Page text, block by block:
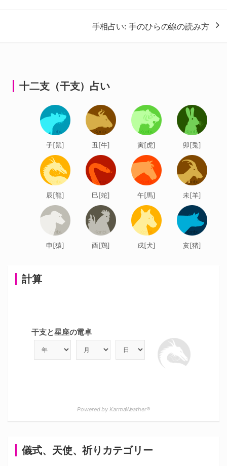
ナ
ゲ
手相占い: 手のひらの線の読み方
儀式、天使、祈りカテゴリー
計算
干支と星座の電卓
Powered by KarmaWeather®
十二支（干支）占い
子[鼠] 丑[牛] 寅[虎] 卯[兎]
辰[龍] 巳[蛇] 午[馬] 未[羊]
申[猿] 酉[鶏] 戌[犬] 亥[猪]